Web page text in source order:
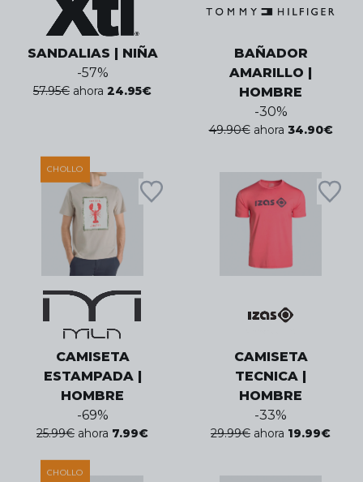
SANDALIAS | NIÑA
-57%
57.95€ ahora 24.95€
BAÑADOR
AMARILLO |
HOMBRE
-30%
49.90€ ahora 34.90€
CHOLLO
CAMISETA
ESTAMPADA |
HOMBRE
-69%
25.99€ ahora 7.99€
CAMISETA
TECNICA |
HOMBRE
-33%
29.99€ ahora 19.99€
CHOLLO